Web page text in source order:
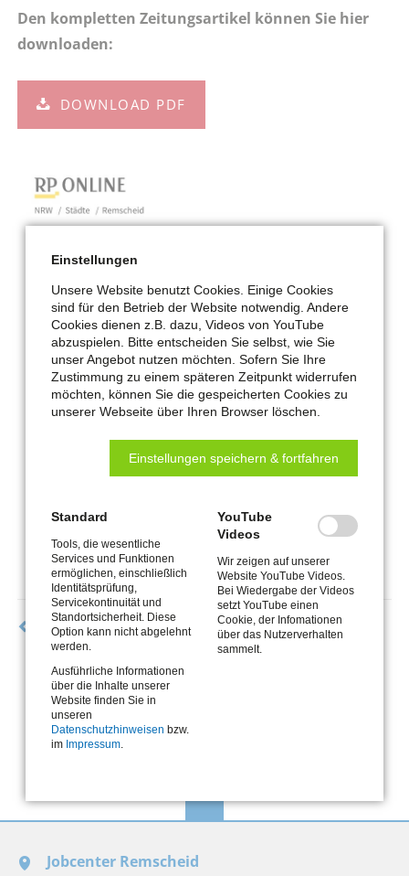
Den kompletten Zeitungsartikel können Sie hier
downloaden:
DOWNLOAD PDF
Zurück
Jobcenter Remscheid
Einstellungen
Unsere Website benutzt Cookies. Einige Cookies
sind für den Betrieb der Website notwendig. Andere
Cookies dienen z.B. dazu, Videos von YouTube
abzuspielen. Bitte entscheiden Sie selbst, wie Sie
unser Angebot nutzen möchten. Sofern Sie Ihre
Zustimmung zu einem späteren Zeitpunkt widerrufen
möchten, können Sie die gespeicherten Cookies zu
unserer Webseite über Ihren Browser löschen.
Einstellungen speichern & fortfahren
Standard
Tools, die wesentliche
Services und Funktionen
ermöglichen, einschließlich
Identitätsprüfung,
Servicekontinuität und
Standortsicherheit. Diese
Option kann nicht abgelehnt
werden.
Ausführliche Informationen
über die Inhalte unserer
Website finden Sie in
unseren
Datenschutzhinweisen bzw.
im Impressum.
YouTube
Videos
Wir zeigen auf unserer
Website YouTube Videos.
Bei Wiedergabe der Videos
setzt YouTube einen
Cookie, der Infomationen
über das Nutzerverhalten
sammelt.